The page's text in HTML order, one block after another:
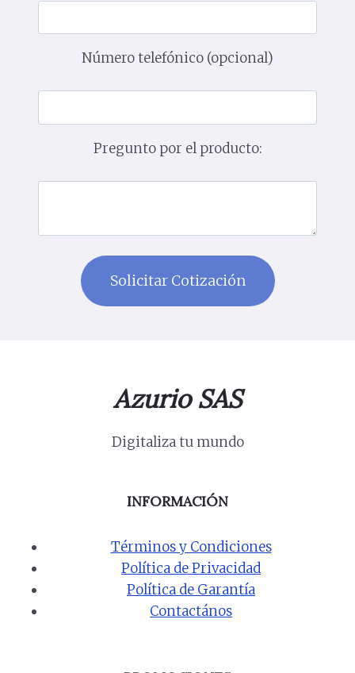
Número telefónico (opcional)
Pregunto por el producto:
Azurio SAS
Digitaliza tu mundo
INFORMACIÓN
Términos y Condiciones
Política de Privacidad
Política de Garantía
Contactános